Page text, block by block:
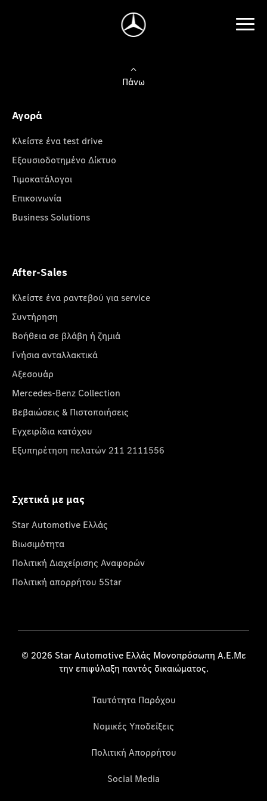
Πάνω
Αγορά
Κλείστε ένα test drive
Εξουσιοδοτημένο Δίκτυο
Τιμοκατάλογοι
Επικοινωνία
Business Solutions
After-Sales
Κλείστε ένα ραντεβού για service
Συντήρηση
Βοήθεια σε βλάβη ή ζημιά
Γνήσια ανταλλακτικά
Αξεσουάρ
Mercedes-Benz Collection
Βεβαιώσεις & Πιστοποιήσεις
Εγχειρίδια κατόχου
Εξυπηρέτηση πελατών 211 2111556
Σχετικά με μας
Star Automotive Ελλάς
Βιωσιμότητα
Πολιτική Διαχείρισης Αναφορών
Πολιτική απορρήτου 5Star
© 2026 Star Automotive Ελλάς Μονοπρόσωπη Α.Ε.Με
την επιφύλαξη παντός δικαιώματος.
Ταυτότητα Παρόχου
Νομικές Υποδείξεις
Πολιτική Απορρήτου
Social Media